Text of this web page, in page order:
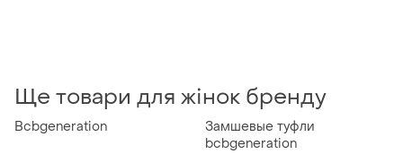
Ще товари для жінок бренду
Bcbgeneration
Замшевые туфли
bcbgeneration